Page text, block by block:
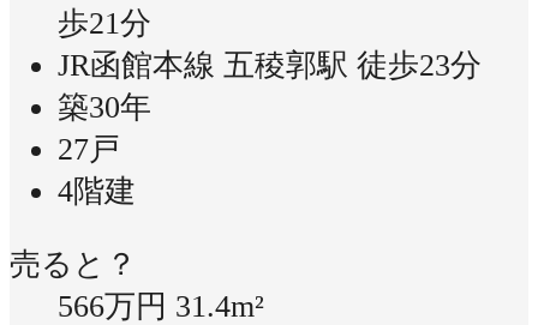
歩21分
JR函館本線 五稜郭駅 徒歩23分
築30年
27戸
4階建
売ると？
566万円 31.4m²